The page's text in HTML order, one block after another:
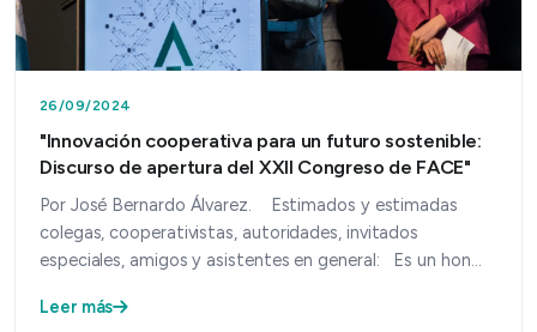
26/09/2024
"Innovación cooperativa para un futuro sostenible:
Discurso de apertura del XXII Congreso de FACE"
Por José Bernardo Álvarez. Estimados y estimadas
colegas, cooperativistas, autoridades, invitados
especiales, amigos y asistentes en general: Es un hon…
Leer más